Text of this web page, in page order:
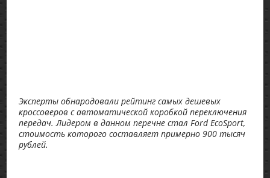
Эксперты обнародовали рейтинг самых дешевых
кроссоверов с автоматической коробкой переключения
передач. Лидером в данном перечне стал Ford EcoSport,
стоимость которого составляет примерно 900 тысяч
рублей.